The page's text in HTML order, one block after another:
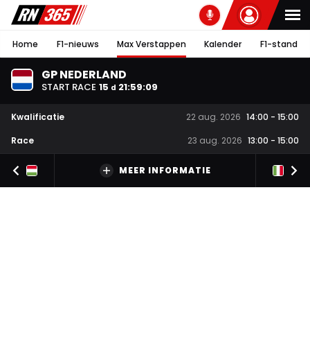
Home F1-nieuws Max Verstappen Kalender F1-stand
GP NEDERLAND
START RACE 15 d 21:59:08
Kwalificatie 22 aug. 2026 14:00 - 15:00
Race
23 aug. 2026 13:00 - 15:00
MEER INFORMATIE